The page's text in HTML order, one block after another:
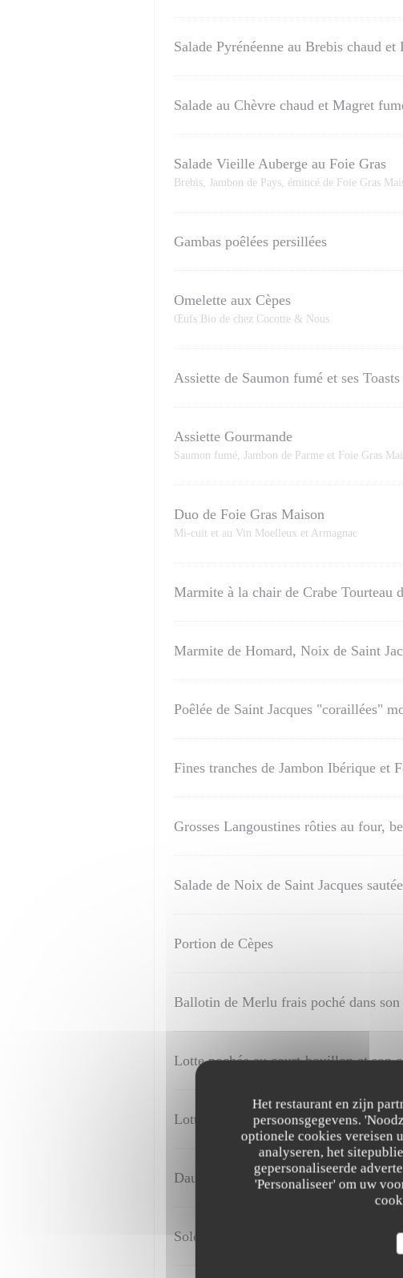
Het restaurant en zijn
persoonsgegevens.
optionele cookies vereisen
analyseren, het
gepersonaliseerde
'Personaliseer' om uw
Salade Pyrénéenne au Brebis chaud
Salade au Chèvre chaud et Magret
Salade Vieille Auberge au Foie Gras
Brebis, Jambon de Pays, émincé de Foie Gras
Gambas poêlées persillées
Omelette aux Cèpes
Œufs Bio de chez Cocotte & Nous
Assiette de Saumon fumé et ses Toasts
Assiette Gourmande
Saumon fumé, Jambon de Parme et Foie Gras
Duo de Foie Gras Maison
Mi-cuit et au Vin Moelleux et Armagnac
Marmite à la chair de Crabe Tourteau
Marmite de Homard, Noix de Saint
Poêlée de Saint Jacques "coraillées"
Fines tranches de Jambon Ibérique et
Grosses Langoustines rôties au four,
Salade de Noix de Saint Jacques
Portion de Cèpes
Ballotin de Merlu frais poché dans
Lotte pochée au court-bouillon et son
Lotte pochée au court-bouillon et son
Daurade Royale rôtie et son coulis de
Sole Meunière 600/800 gr